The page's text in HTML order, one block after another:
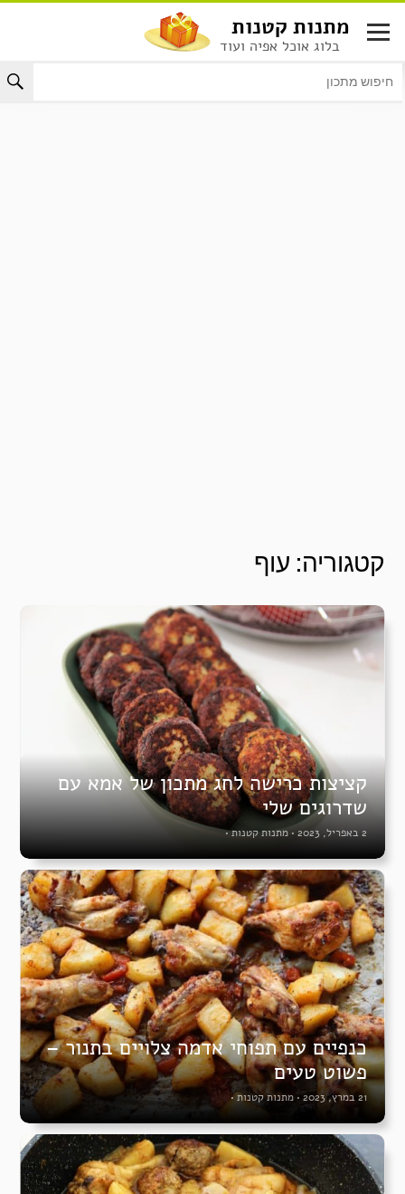
לתוכן
מתנות קטנות
בלוג אוכל אפיה ועוד
קטגוריה: עוף
קציצות כרישה לחג מתכון של אמא עם
שדרוגים שלי
2 באפריל, 2023 • מתנות קטנות•
כנפיים עם תפוחי אדמה צלויים בתנור –
פשוט טעים
21 במרץ, 2023 • מתנות קטנות •